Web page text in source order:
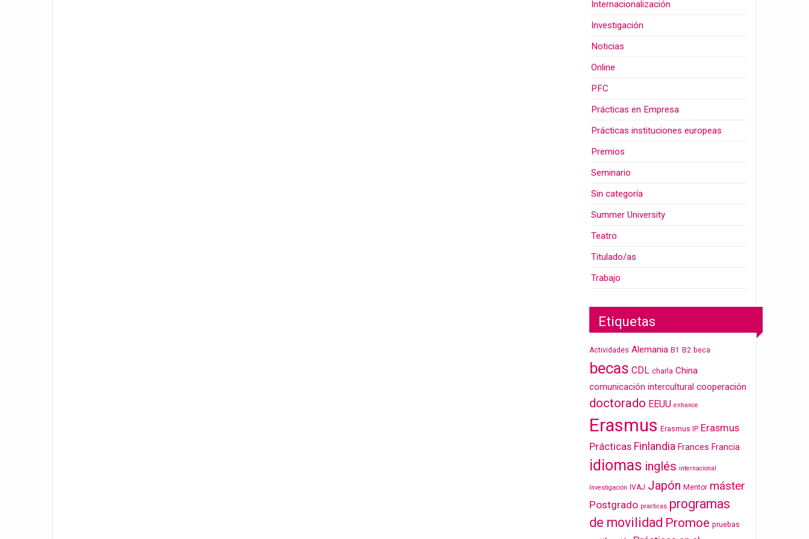
Internacionalización
Investigación
Noticias
Online
PFC
Prácticas en Empresa
Prácticas instituciones europeas
Premios
Seminario
Sin categoría
Summer University
Teatro
Titulado/as
Trabajo
Etiquetas
Actividades Alemania B1 B2 beca
becas CDL charla China
comunicación intercultural cooperación
doctorado EEUU enhance
Erasmus Erasmus IP Erasmus
Prácticas Finlandia Frances Francia
idiomas inglés internacional
Investigación IVAJ Japón Mentor máster
Postgrado practicas programas
de movilidad Promoe pruebas